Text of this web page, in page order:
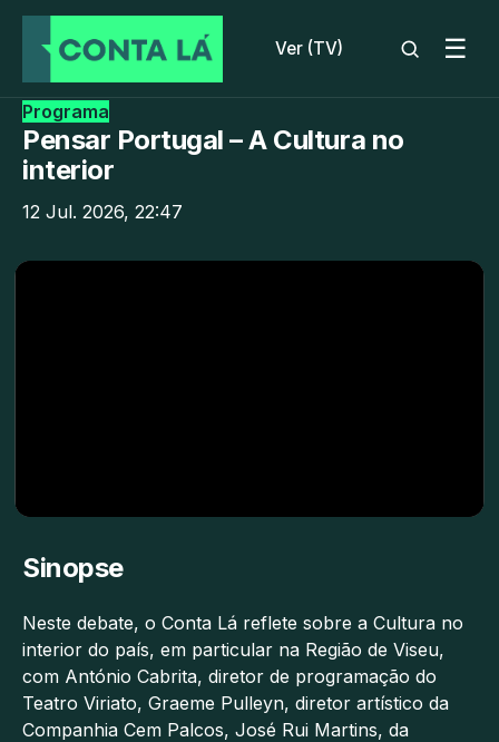
Ver (TV) ☰
Programa
Pensar Portugal – A Cultura no
interior
12 Jul. 2026, 22:47
Sinopse
Neste debate, o Conta Lá reflete sobre a Cultura no
interior do país, em particular na Região de Viseu,
com António Cabrita, diretor de programação do
Teatro Viriato, Graeme Pulleyn, diretor artístico da
Companhia Cem Palcos, José Rui Martins, da